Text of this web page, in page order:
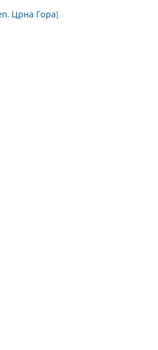
Црна Гора)